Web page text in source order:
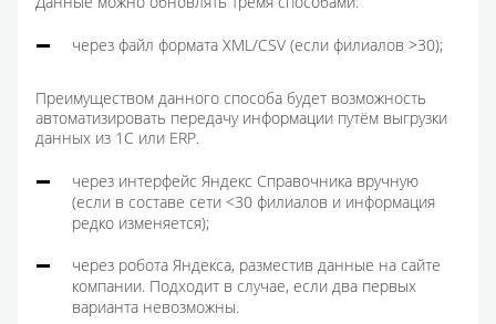
через файл формата XML/CSV (если филиалов >30);
Преимуществом данного способа будет возможность
автоматизировать передачу информации путём выгрузки
данных из 1С или ERP.
через интерфейс Яндекс Справочника вручную
(если в составе сети <30 филиалов и информация
редко изменяется);
через робота Яндекса, разместив данные на сайте
компании. Подходит в случае, если два первых
варианта невозможны.